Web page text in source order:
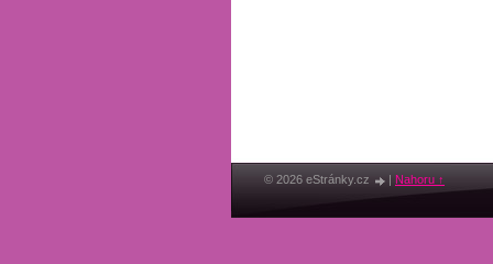
© 2026 eStránky.cz | Nahoru ↑